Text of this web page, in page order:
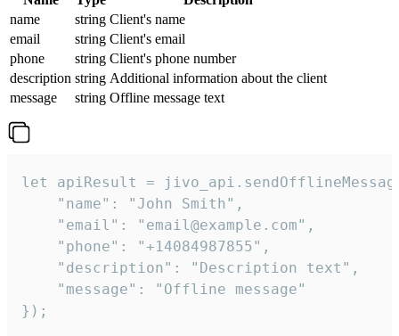
name
string Client's name
email
string Client's email
phone
string Client's phone number
description string Additional information about the client
message
string Offline message text
let apiResult =
    "name": "John Smith",
    "email": "email@example.com",
    "phone": "+14084987855",
    "description": "Description text",
    "message": "Offline message"
});